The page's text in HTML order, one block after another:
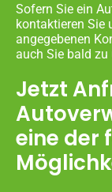
Sofern Sie ein
kontaktieren Sie
angegebenen
auch Sie bald zu
Jetzt
eine der